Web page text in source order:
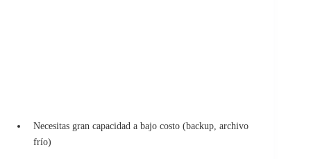
Necesitas gran capacidad a bajo costo (backup, archivo
frío)